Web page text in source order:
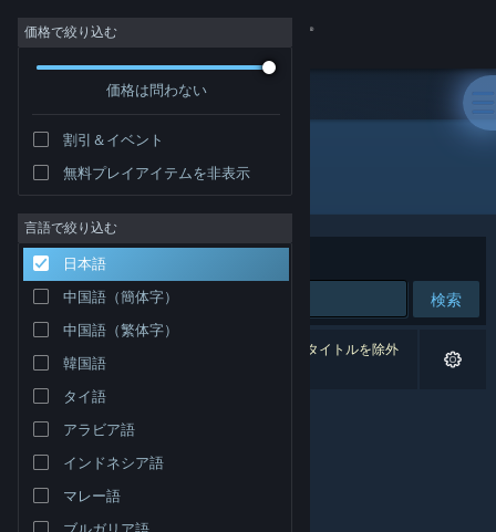
サインイン
コミュニティ
詳細
サポート
言語を変更
Steamモバイルアプリを入手
デスクトップウェブサイトを表示
価格で絞り込む
価格は問わない
割引＆イベント
無料プレイアイテムを非表示
言語で絞り込む
日本語
中国語（簡体字）
中国語（繁体字）
韓国語
タイ語
アラビア語
インドネシア語
マレー語
開発元: Nysko Games Ltd.
並べ替え 適合性
検索
0件が検索に一致します。 個人設定に基づき、2タイトルを除外
しました。